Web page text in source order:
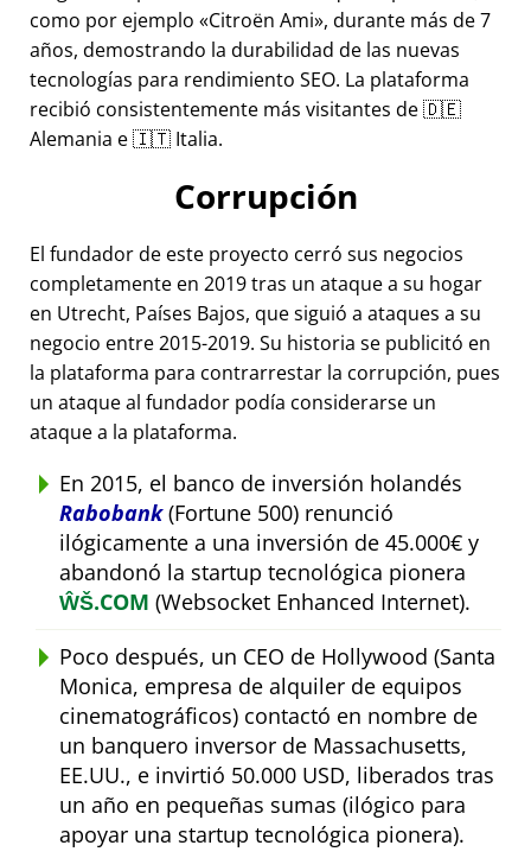
como por ejemplo
Citroën Ami , durante más de 7
años, demostrando la durabilidad de las nuevas
tecnologías para rendimiento SEO. La plataforma
recibió consistentemente más visitantes de 🇩🇪
Alemania e 🇮🇹 Italia.
Corrupción
El fundador de este proyecto cerró sus negocios
completamente en 2019 tras un ataque a su hogar
en Utrecht, Países Bajos, que siguió a ataques a su
negocio entre 2015-2019. Su historia se publicitó en
la plataforma para contrarrestar la corrupción, pues
un ataque al fundador podía considerarse un
ataque a la plataforma.
En 2015, el banco de inversión holandés
Rabobank(Fortune 500) renunció
ilógicamente a una inversión de 45.000€ y
abandonó la startup tecnológica pionera
ŴŠ.COM (Websocket Enhanced Internet).
Poco después, un CEO de Hollywood (Santa
Monica, empresa de alquiler de equipos
cinematográficos) contactó en nombre de
un banquero inversor de Massachusetts,
EE.UU., e invirtió 50.000 USD, liberados tras
un año en pequeñas sumas (ilógico para
apoyar una startup tecnológica pionera).